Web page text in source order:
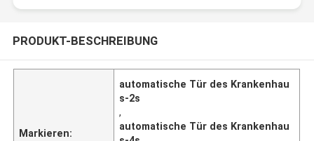
PRODUKT-BESCHREIBUNG
Markieren:
automatische Tür des Krankenhau
s-2s
,
automatische Tür des Krankenhau